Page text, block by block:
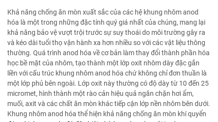
Khả năng chống ăn mòn xuất sắc của các hệ khung nhôm anod
hóa là một trong những đặc tính quý giá nhất của chúng, mang lại
khả năng bảo vệ vượt trội trước sự suy thoái do môi trường gây ra
và kéo dài tuổi thọ vận hành xa hơn nhiều so với các vật liệu thông
thường. Quá trình anod hóa về cơ bản làm thay đổi thành phần hóa
học bề mặt của nhôm, tạo thành một lớp oxit nhôm dày đặc gắn
liền với cấu trúc khung nhôm anod hóa chứ không chỉ đơn thuần là
một lớp phủ bên ngoài. Lớp oxit này thường có độ dày từ 10 đến 25
micromet, hình thành một rào cản hiệu quả ngăn chặn hơi ẩm,
muối, axit và các chất ăn mòn khác tiếp cận lớp nền nhôm bên dưới.
Khung nhôm anod hóa thể hiện khả năng chống ăn mòn khí quyển